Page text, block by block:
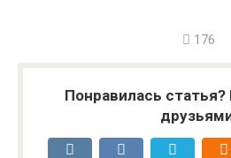
176
Понравилась